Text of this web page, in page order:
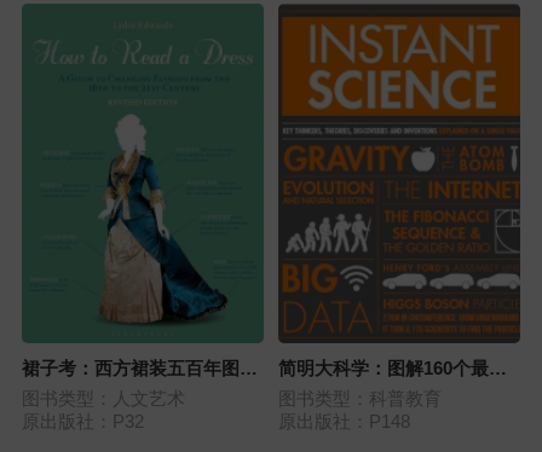
裙子考：西方裙装五百年图鉴
（修订版）
图书类型：人文艺术
原出版社：P32
简明大科学：图解160个最关
键理论、科学家、重要发现、
发明与科技应用
图书类型：科普教育
原出版社：P148